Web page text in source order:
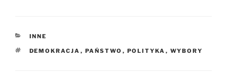
KATEGORIE
INNE
TAGI
DEMOKRACJA , PAŃSTWO , POLITYKA , WYBORY